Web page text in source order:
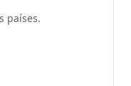
países.